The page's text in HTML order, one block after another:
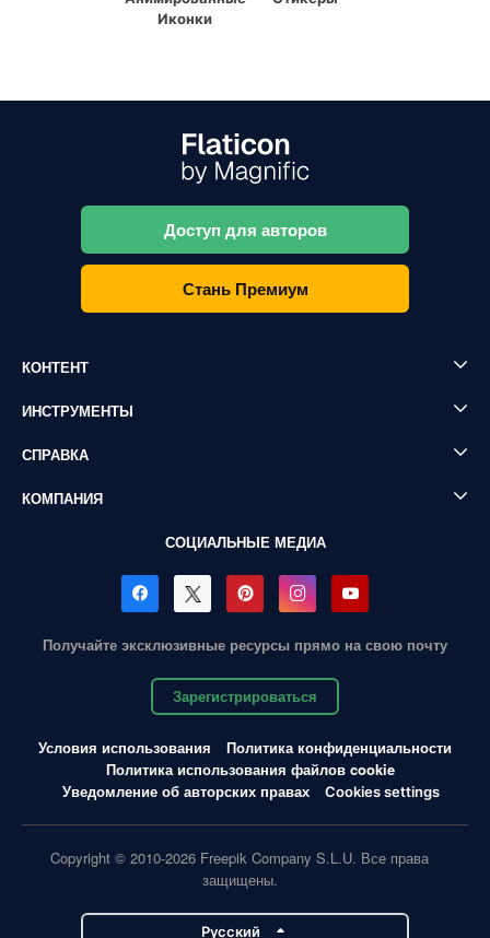
Иконки
Доступ для авторов
Стань Премиум
КОНТЕНТ
ИНСТРУМЕНТЫ
СПРАВКА
КОМПАНИЯ
СОЦИАЛЬНЫЕ МЕДИА
Получайте эксклюзивные ресурсы прямо на свою почту
Зарегистрироваться
Условия использования
Политика конфиденциальности
Политика использования файлов cookie
Уведомление об авторских правах
Cookies settings
Copyright © 2010-2026 Freepik Company S.L.U. Все права
защищены.
Pусский